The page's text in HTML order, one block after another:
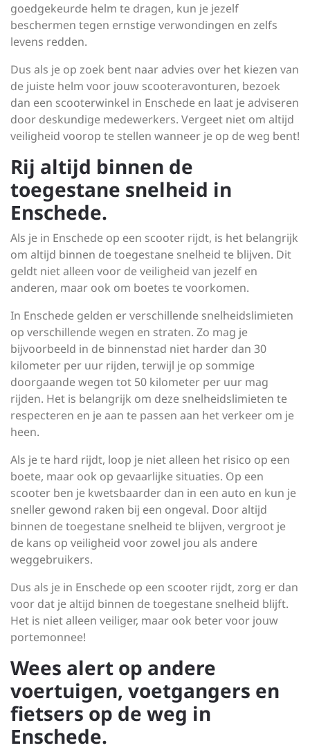
goedgekeurde helm te dragen, kun je jezelf
beschermen tegen ernstige verwondingen en zelfs
levens redden.
Dus als je op zoek bent naar advies over het kiezen van
de juiste helm voor jouw scooteravonturen, bezoek
dan een scooterwinkel in Enschede en laat je adviseren
door deskundige medewerkers. Vergeet niet om altijd
veiligheid voorop te stellen wanneer je op de weg bent!
Rij altijd binnen de
toegestane snelheid in
Enschede.
Als je in Enschede op een scooter rijdt, is het belangrijk
om altijd binnen de toegestane snelheid te blijven. Dit
geldt niet alleen voor de veiligheid van jezelf en
anderen, maar ook om boetes te voorkomen.
In Enschede gelden er verschillende snelheidslimieten
op verschillende wegen en straten. Zo mag je
bijvoorbeeld in de binnenstad niet harder dan 30
kilometer per uur rijden, terwijl je op sommige
doorgaande wegen tot 50 kilometer per uur mag
rijden. Het is belangrijk om deze snelheidslimieten te
respecteren en je aan te passen aan het verkeer om je
heen.
Als je te hard rijdt, loop je niet alleen het risico op een
boete, maar ook op gevaarlijke situaties. Op een
scooter ben je kwetsbaarder dan in een auto en kun je
sneller gewond raken bij een ongeval. Door altijd
binnen de toegestane snelheid te blijven, vergroot je
de kans op veiligheid voor zowel jou als andere
weggebruikers.
Dus als je in Enschede op een scooter rijdt, zorg er dan
voor dat je altijd binnen de toegestane snelheid blijft.
Het is niet alleen veiliger, maar ook beter voor jouw
portemonnee!
Wees alert op andere
voertuigen, voetgangers en
fietsers op de weg in
Enschede.